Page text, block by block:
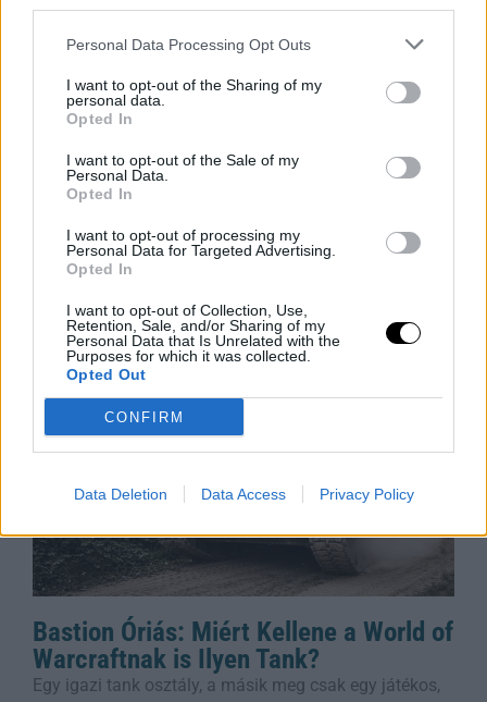
Personal Data Processing Opt Outs
I want to opt-out of the Sharing of my
personal data.
Opted In
I want to opt-out of the Sale of my
Personal Data.
Opted In
I want to opt-out of processing my
Personal Data for Targeted Advertising.
Opted In
I want to opt-out of Collection, Use,
Retention, Sale, and/or Sharing of my
Personal Data that Is Unrelated with the
Purposes for which it was collected.
Opted Out
CONFIRM
Data Deletion Data Access Privacy Policy
Biometrikus Zsarolása
Az Egyesült Államok vízummentességi programjának
biometrikus adatbázisaihoz, amely gyakorlatilag
zsarolásnak minősül az utazók profilozása és
Rooby
augusztus 8, 2026
Bastion Óriás: Miért Kellene a World of
Warcraftnak is Ilyen Tank?
Egy igazi tank osztály, a másik meg csak egy játékos,